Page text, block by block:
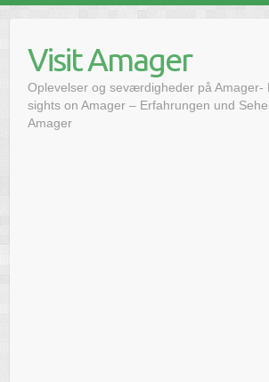
contentVisit Amager
Oplevelser og seværdigheder på Amager-
sights on Amager – Erfahrungen und
Amager